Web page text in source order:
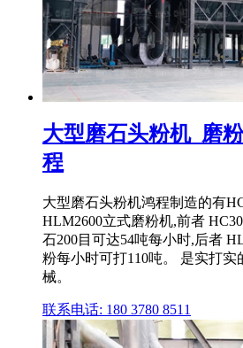
大型磨石头粉机_磨
程
大型磨石头粉机鸿程制造的有
HLM2600立式磨粉机,前者
石200目可达54吨每小时,后者
粉每小时可打110吨。 是实打
械。
联系电话: 180 3780 8511